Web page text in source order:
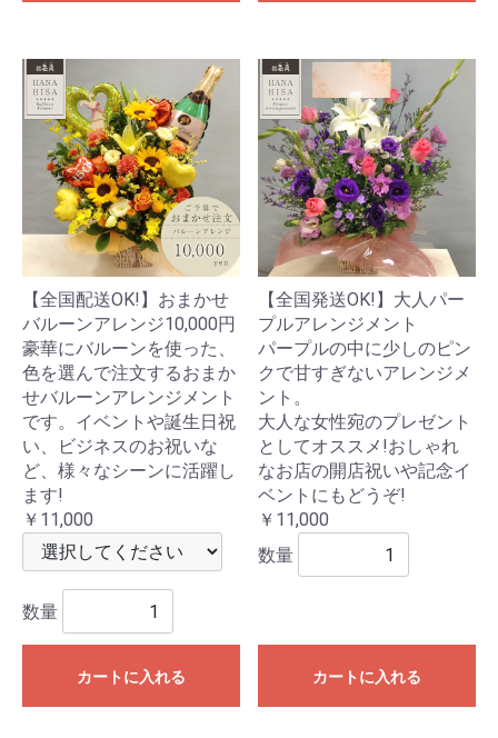
【全国配送OK!】おまかせ
バルーンアレンジ10,000円
豪華にバルーンを使った、
色を選んで注文するおまか
せバルーンアレンジメント
です。イベントや誕生日祝
い、ビジネスのお祝いな
ど、様々なシーンに活躍し
ます!
￥11,000
数量
カートに入れる
【全国発送OK!】大人パー
プルアレンジメント
パープルの中に少しのピン
クで甘すぎないアレンジメ
ント。
大人な女性宛のプレゼント
としてオススメ!おしゃれ
なお店の開店祝いや記念イ
ベントにもどうぞ!
￥11,000
数量
カートに入れる